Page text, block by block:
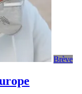
Brève